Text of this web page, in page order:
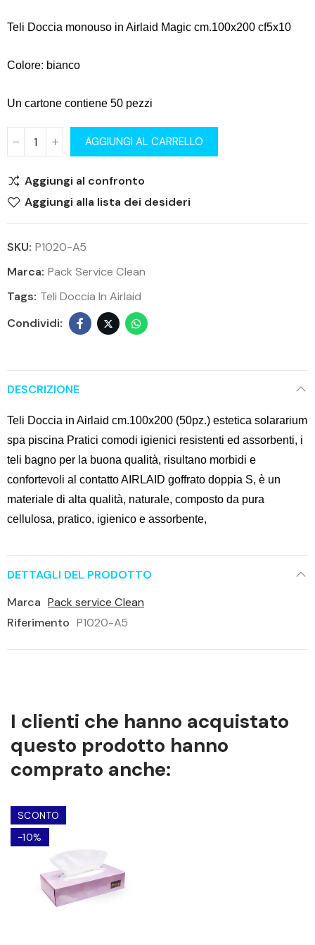
Teli Doccia monouso in Airlaid Magic cm.100x200 cf5x10
Colore: bianco
Un cartone contiene 50 pezzi
AGGIUNGI AL CARRELLO
Aggiungi al confronto
Aggiungi alla lista dei desideri
SKU: P1020-A5
Marca: Pack Service Clean
Tags: Teli Doccia In Airlaid
DESCRIZIONE
Teli Doccia in Airlaid cm.100x200 (50pz.) estetica solararium
spa piscina Pratici comodi igienici resistenti ed assorbenti, i
teli bagno per la buona qualità, risultano morbidi e
confortevoli al contatto AIRLAID goffrato doppia S, è un
materiale di alta qualità, naturale, composto da pura
cellulosa, pratico, igienico e assorbente,
DETTAGLI DEL PRODOTTO
Marca Pack service Clean
Riferimento P1020-A5
I clienti che hanno acquistato
questo prodotto hanno
comprato anche:
SCONTO
-10%